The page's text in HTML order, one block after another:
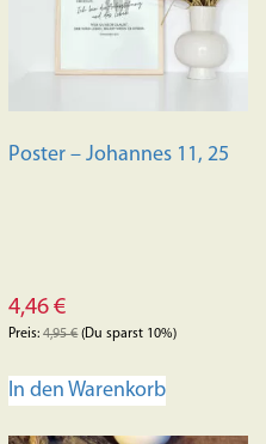
Poster – Johannes 11, 25
4,46€
Preis:4,95€(Du sparst 10%)
In den Warenkorb